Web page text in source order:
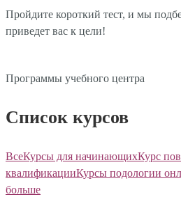
Пройдите короткий тест, и мы
приведет вас к цели!
Программы учебного центра
Список курсов
ВсеКурсы для начинающихКурс
квалификацииКурсы подологии
больше